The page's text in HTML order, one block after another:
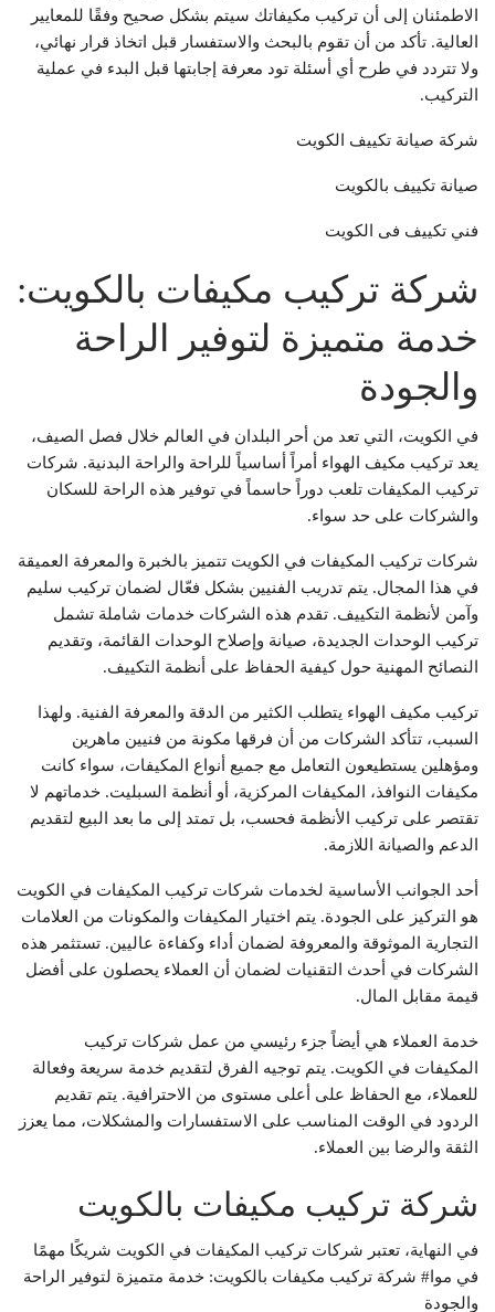
الاطمئنان إلى أن تركيب مكيفاتك سيتم بشكل صحيح وفقًا للمعايير
العالية. تأكد من أن تقوم بالبحث والاستفسار قبل اتخاذ قرار نهائي،
ولا تتردد في طرح أي أسئلة تود معرفة إجابتها قبل البدء في عملية
التركيب.
شركة صيانة تكييف الكويت
صيانة تكييف بالكويت
فني تكييف فى الكويت
شركة تركيب مكيفات بالكويت:
خدمة متميزة لتوفير الراحة
والجودة
في الكويت، التي تعد من أحر البلدان في العالم خلال فصل الصيف،
يعد تركيب مكيف الهواء أمراً أساسياً للراحة والراحة البدنية. شركات
تركيب المكيفات تلعب دوراً حاسماً في توفير هذه الراحة للسكان
والشركات على حد سواء.
شركات تركيب المكيفات في الكويت تتميز بالخبرة والمعرفة العميقة
في هذا المجال. يتم تدريب الفنيين بشكل فعّال لضمان تركيب سليم
وآمن لأنظمة التكييف. تقدم هذه الشركات خدمات شاملة تشمل
تركيب الوحدات الجديدة، صيانة وإصلاح الوحدات القائمة، وتقديم
النصائح المهنية حول كيفية الحفاظ على أنظمة التكييف.
تركيب مكيف الهواء يتطلب الكثير من الدقة والمعرفة الفنية. ولهذا
السبب، تتأكد الشركات من أن فرقها مكونة من فنيين ماهرين
ومؤهلين يستطيعون التعامل مع جميع أنواع المكيفات، سواء كانت
مكيفات النوافذ، المكيفات المركزية، أو أنظمة السبليت. خدماتهم لا
تقتصر على تركيب الأنظمة فحسب، بل تمتد إلى ما بعد البيع لتقديم
الدعم والصيانة اللازمة.
أحد الجوانب الأساسية لخدمات شركات تركيب المكيفات في الكويت
هو التركيز على الجودة. يتم اختيار المكيفات والمكونات من العلامات
التجارية الموثوقة والمعروفة لضمان أداء وكفاءة عاليين. تستثمر هذه
الشركات في أحدث التقنيات لضمان أن العملاء يحصلون على أفضل
قيمة مقابل المال.
خدمة العملاء هي أيضاً جزء رئيسي من عمل شركات تركيب
المكيفات في الكويت. يتم توجيه الفرق لتقديم خدمة سريعة وفعالة
للعملاء، مع الحفاظ على أعلى مستوى من الاحترافية. يتم تقديم
الردود في الوقت المناسب على الاستفسارات والمشكلات، مما يعزز
الثقة والرضا بين العملاء.
شركة تركيب مكيفات بالكويت
في النهاية، تعتبر شركات تركيب المكيفات في الكويت شريكًا مهمًا
في موا# شركة تركيب مكيفات بالكويت: خدمة متميزة لتوفير الراحة
والجودة